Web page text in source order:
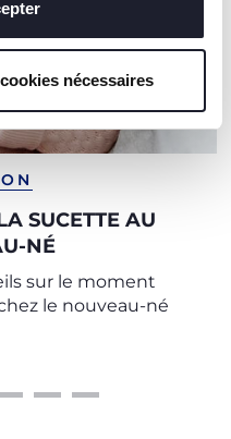
nécessaires
SUCETTE AU
NÉ
sur le moment
le nouveau-né